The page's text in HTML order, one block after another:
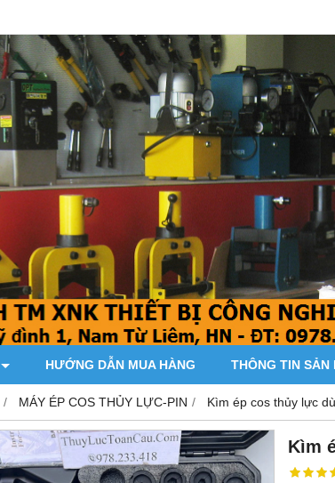
HƯỚNG DẪN MUA HÀNG THÔNG TIN SẢN
MÁY ÉP COS THỦY LỰC-PIN Kìm ép cos thủy lực
Kìm